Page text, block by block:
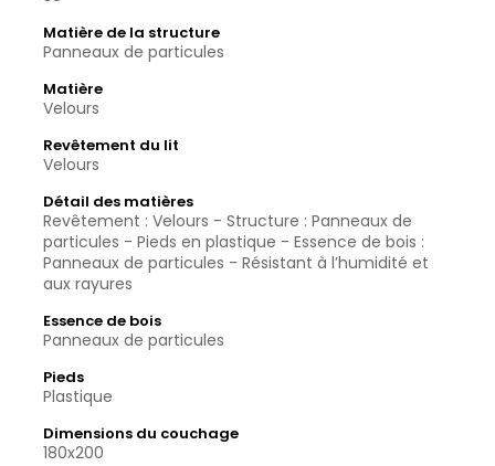
Matière de la structure
Panneaux de particules
Matière
Velours
Revêtement du lit
Velours
Détail des matières
Revêtement : Velours - Structure : Panneaux de
particules - Pieds en plastique - Essence de bois :
Panneaux de particules - Résistant à l’humidité et
aux rayures
Essence de bois
Panneaux de particules
Pieds
Plastique
Dimensions du couchage
180x200